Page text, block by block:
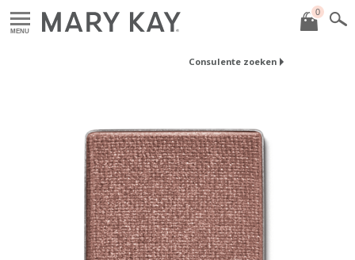
MENU
0
Consulente zoeken